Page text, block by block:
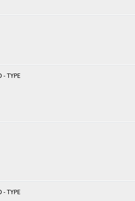
- TYPE
- TYPE